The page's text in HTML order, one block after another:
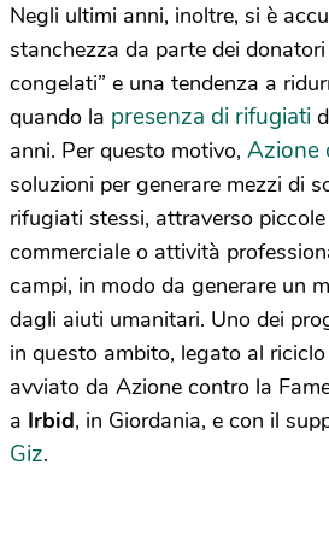
Negli ultimi anni, inoltre, si è
stanchezza da parte dei
congelati” e una tendenza a
quando la presenza di rifugiati
anni. Per questo motivo, Azione
soluzioni per generare mezzi di
rifugiati stessi, attraverso
commerciale o attività
campi, in modo da generare un
dagli aiuti umanitari. Uno dei
in questo ambito, legato al
avviato da Azione contro la
a Irbid, in Giordania, e con il
Giz.